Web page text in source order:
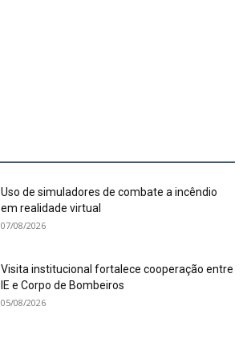
Uso de simuladores de combate a incêndio
em realidade virtual
07/08/2026
Visita institucional fortalece cooperação entre
IE e Corpo de Bombeiros
05/08/2026